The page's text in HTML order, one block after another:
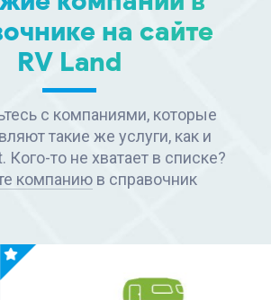
на сайте
RV Land
с компаниями, которые
такие же услуги, как и
Кого-то не хватает в списке?
компаниюв справочник